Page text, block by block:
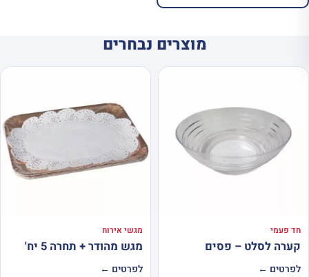
מוצרים נבחרים
חד פעמי
קערה לסלט – פסים
לפרטים ←
מגשי אירוח
מגש מהודר + תחרה 5 יח'
לפרטים ←